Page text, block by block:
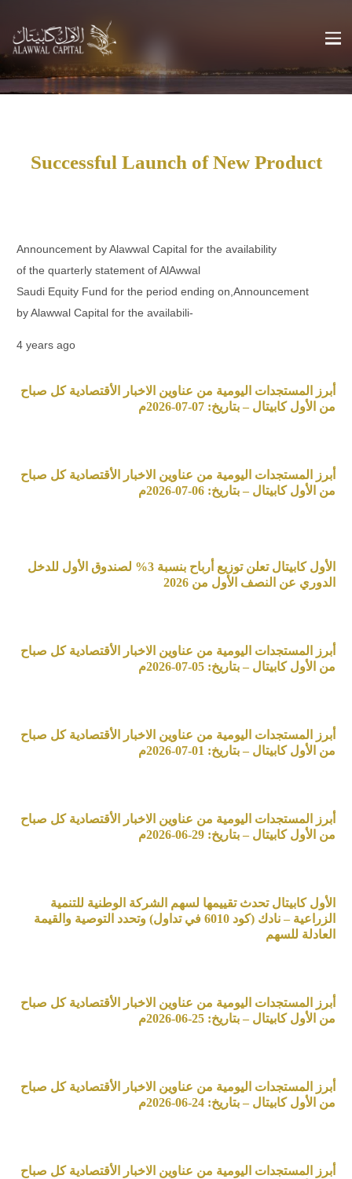
Successful Launch of New Product
Announcement by Alawwal Capital for the availability
of the quarterly statement of AlAwwal
Saudi Equity Fund for the period ending on,Announcement
by Alawwal Capital for the availabili-
4 years ago
أبرز المستجدات اليومية من عناوين الاخبار الأقتصادية كل صباح
من الأول كابيتال – بتاريخ: 07-07-2026م
أبرز المستجدات اليومية من عناوين الاخبار الأقتصادية كل صباح
من الأول كابيتال – بتاريخ: 06-07-2026م
الأول كابيتال تعلن توزيع أرباح بنسبة 3% لصندوق الأول للدخل
الدوري عن النصف الأول من 2026
أبرز المستجدات اليومية من عناوين الاخبار الأقتصادية كل صباح
من الأول كابيتال – بتاريخ: 05-07-2026م
أبرز المستجدات اليومية من عناوين الاخبار الأقتصادية كل صباح
من الأول كابيتال – بتاريخ: 01-07-2026م
أبرز المستجدات اليومية من عناوين الاخبار الأقتصادية كل صباح
من الأول كابيتال – بتاريخ: 29-06-2026م
الأول كابيتال تحدث تقييمها لسهم الشركة الوطنية للتنمية
الزراعية – نادك (كود 6010 في تداول) وتحدد التوصية والقيمة
العادلة للسهم
أبرز المستجدات اليومية من عناوين الاخبار الأقتصادية كل صباح
من الأول كابيتال – بتاريخ: 25-06-2026م
أبرز المستجدات اليومية من عناوين الاخبار الأقتصادية كل صباح
من الأول كابيتال – بتاريخ: 24-06-2026م
أبرز المستجدات اليومية من عناوين الاخبار الأقتصادية كل صباح